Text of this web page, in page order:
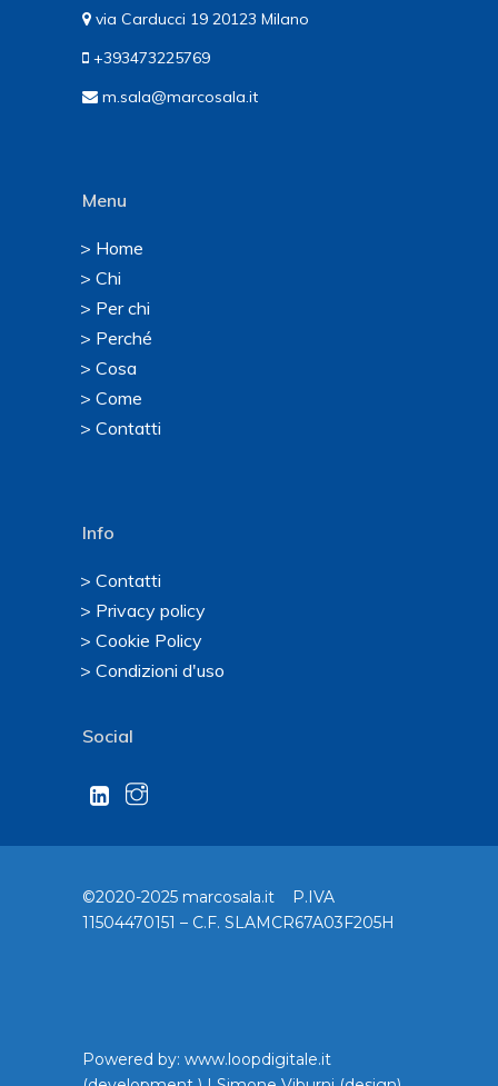
via Carducci 19 20123 Milano
+393473225769
m.sala@marcosala.it
Menu
> Home
> Chi
> Per chi
> Perché
> Cosa
> Come
> Contatti
Info
> Contatti
> Privacy policy
> Cookie Policy
> Condizioni d'uso
Social
©2020-2025 marcosala.it P.IVA
11504470151 – C.F. SLAMCR67A03F205H
Powered by: www.loopdigitale.it